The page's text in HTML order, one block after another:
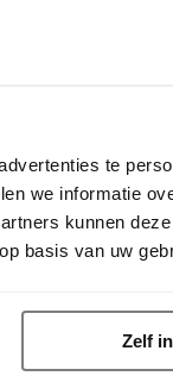
te
we informatie
kunnen
basis van uw
Zelf